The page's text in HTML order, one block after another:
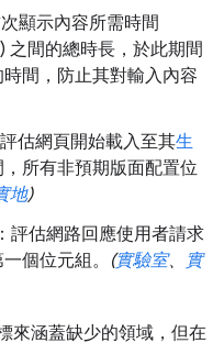
顯示內容所需時間
之間的總時長，於此期間
間，防止其對輸入內容
評估網頁開始載入至其生
所有非預期版面配置位
地)
：評估網路回應使用者請求
個位元組。
(實驗室、 實
來涵蓋缺少的領域，但在